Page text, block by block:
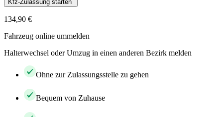
Kfz-Zulassung starten
134,90 €
Fahrzeug online ummelden
Halterwechsel oder Umzug in einen anderen Bezirk melden
Ohne zur Zulassungsstelle zu gehen
Bequem von Zuhause